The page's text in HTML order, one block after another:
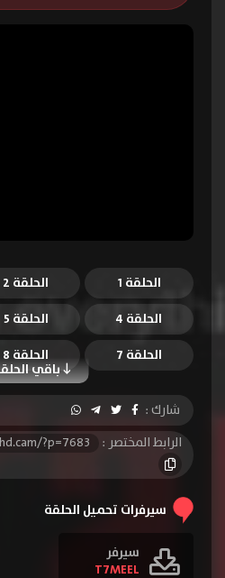
الحلقة 1 الحلقة 2
الحلقة 4
الحلقة 5
باقي
الحلقة 7 الحلقة 8
الحلقة 10
الحلقة 11
الحلقة 13
شارك :
الرابط المختصر :
?p=7683
سيرفرات تحميل الحلقة
سيرفر
T7MEEL